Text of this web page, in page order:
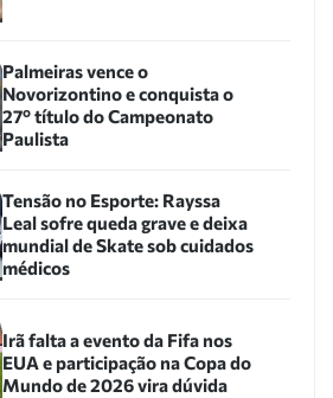
Palmeiras vence o
Novorizontino e conquista o
27º título do Campeonato
Paulista
Tensão no Esporte: Rayssa
Leal sofre queda grave e deixa
mundial de Skate sob cuidados
médicos
Irã falta a evento da Fifa nos
EUA e participação na Copa do
Mundo de 2026 vira dúvida